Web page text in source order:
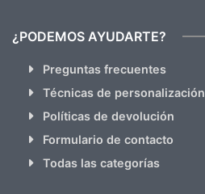
¿PODEMOS AYUDARTE?
Preguntas frecuentes
Técnicas de personalización
Políticas de devolución
Formulario de contacto
Todas las categorías